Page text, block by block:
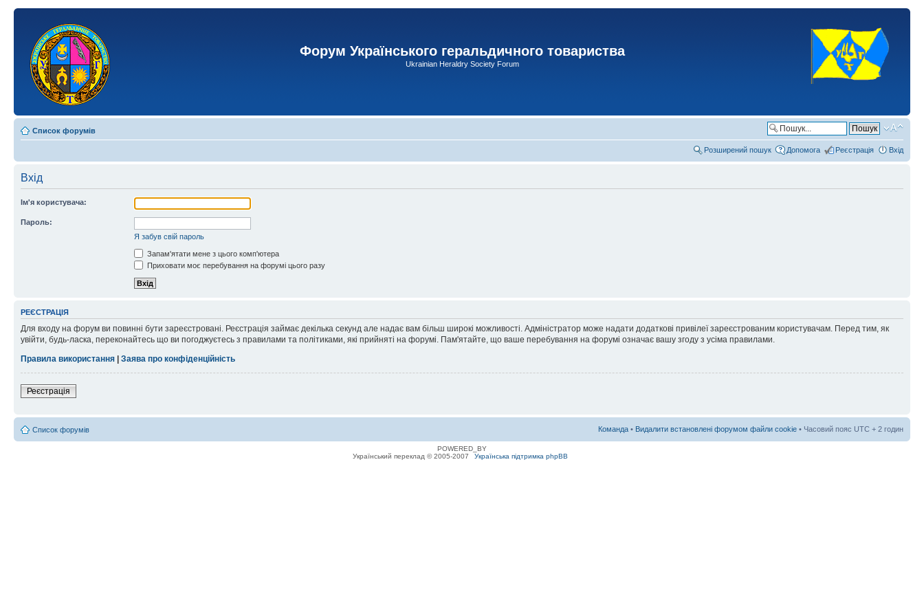
Форум Українського геральдичного товариства
Ukrainian Heraldry Society Forum
Список форумів
Розширений пошук Допомога Реєстрація Вхід
Вхід
Ім'я користувача:
Пароль:
Я забув свій пароль
Запам'ятати мене з цього комп'ютера
Приховати моє перебування на форумі цього разу
РЕЄСТРАЦІЯ
Для входу на форум ви повинні бути зареєстровані. Реєстрація займає декілька секунд але надає вам більш широкі можливості. Адміністратор може надати додаткові привілеї зареєстрованим користувачам. Перед тим, як
увійти, будь-ласка, переконайтесь що ви погоджуєтесь з правилами та політиками, які прийняті на форумі. Пам'ятайте, що ваше перебування на форумі означає вашу згоду з усіма правилами.
Правила використання | Заява про конфіденційність
Реєстрація
Список форумів Команда • Видалити встановлені форумом файли cookie • Часовий пояс UTC + 2 годин
POWERED_BY
Український переклад © 2005-2007
Українська підтримка phpBB